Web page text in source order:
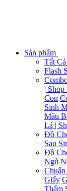
Sản phẩm
Tất
Flash
| Shop
Con
Sinh
Màu
Lá |
Đồ
Sau
Đồ
Ngủ
Giấy
Thấm